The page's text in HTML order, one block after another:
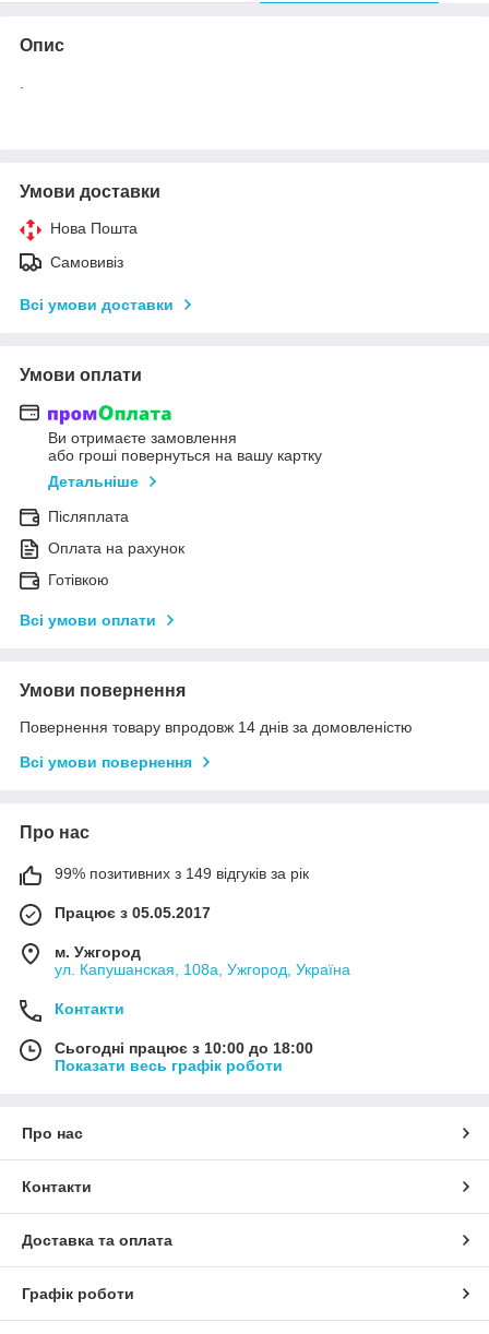
Опис
Умови доставки
Нова Пошта
Самовивіз
Всі умови доставки
Умови оплати
Ви отримаєте замовлення
або гроші повернуться на вашу картку
Детальніше
Післяплата
Оплата на рахунок
Готівкою
Всі умови оплати
Умови повернення
Повернення товару впродовж 14 днів за домовленістю
Всі умови повернення
Про нас
99% позитивних з 149 відгуків за рік
Працює з 05.05.2017
м. Ужгород
ул. Капушанская, 108а, Ужгород, Україна
Контакти
Сьогодні працює з 10:00 до 18:00
Показати весь графік роботи
Про нас
Контакти
Доставка та оплата
Графік роботи